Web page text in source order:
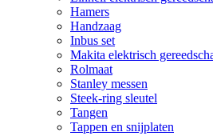
Hamers
Handzaag
Inbus set
Makita elektrisch
Rolmaat
Stanley messen
Steek-ring sleutel
Tangen
Tappen en snijplaten